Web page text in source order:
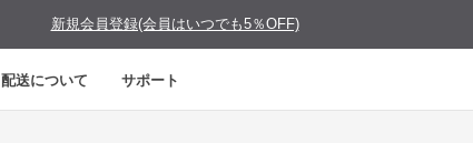
新規会員登録(会員はいつでも5％OFF)
配送について サポート